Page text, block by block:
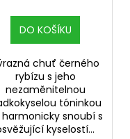
DO KOŠÍKU
chuť černého
rybízu s jeho
nezaměnitelnou
tóninkou
harmonicky snoubí s
kyselostí...